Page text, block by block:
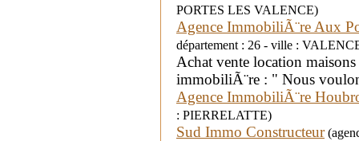
PORTES LES VALENCE)
Agence ImmobiliÃ¨re Aux
département : 26 - ville :
Achat vente location
immobiliÃ¨re : " Nous
Agence ImmobiliÃ¨re
: PIERRELATTE)
Sud Immo Constructeur